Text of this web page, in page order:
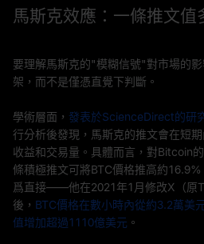
馬斯克效應：一條推文值
要理解馬斯克的"模糊信號"對市場的
架，而不是僅憑直覺下判斷。
學術層面， 發表於ScienceDirect的研
行分析後發現，馬斯克的推文會在短
收益和交易量。具體而言，對Bitcoin
條積極推文可將BTC價格推高約
爲直接——他在2021年1月修改X（原
後， BTC價格在數小時內從約3.2萬美
值增加超過1110億美元 。